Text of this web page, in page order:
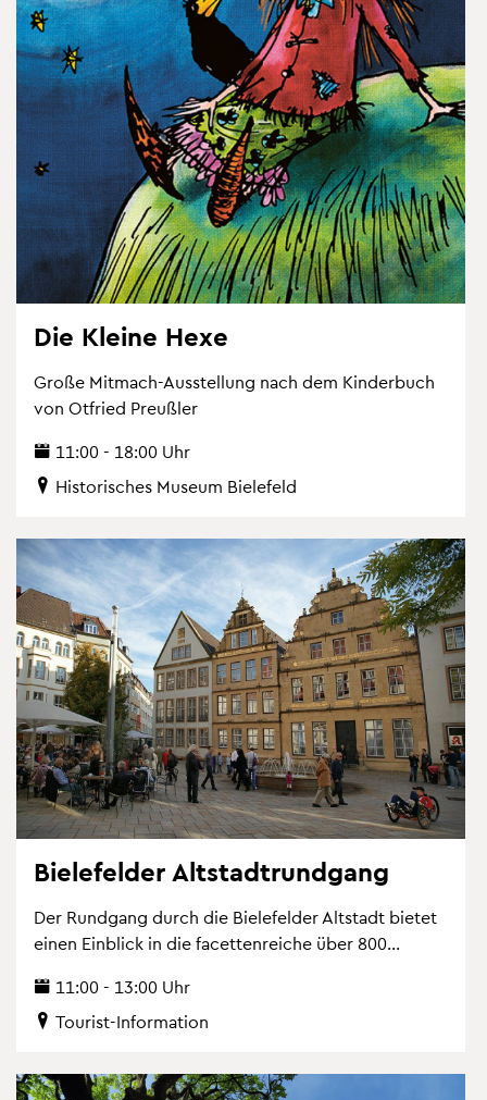
Die Klei­ne Hexe
Große Mit­mach-Aus­stel­lung nach dem Kin­der­buch
von Ot­fried Preu­ß­ler
11:00 - 18:00 Uhr
His­to­ri­sches Mu­se­um Bie­le­feld
Bie­le­fel­der Alt­stadt­rund­gang
Der Rund­gang durch die Bie­le­fel­der Alt­stadt bie­tet
einen Ein­blick in die fa­cet­ten­rei­che über 800...
11:00 - 13:00 Uhr
Tou­rist-In­for­ma­ti­on